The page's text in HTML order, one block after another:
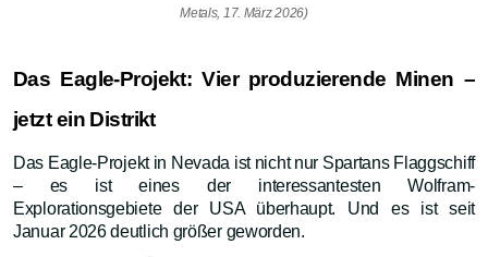
Metals, 17. März 2026)
Das Eagle-Projekt: Vier produzierende Minen –
jetzt ein Distrikt
Das Eagle-Projekt in Nevada ist nicht nur Spartans Flaggschiff
– es ist eines der interessantesten Wolfram-
Explorationsgebiete der USA überhaupt. Und es ist seit
Januar 2026 deutlich größer geworden.